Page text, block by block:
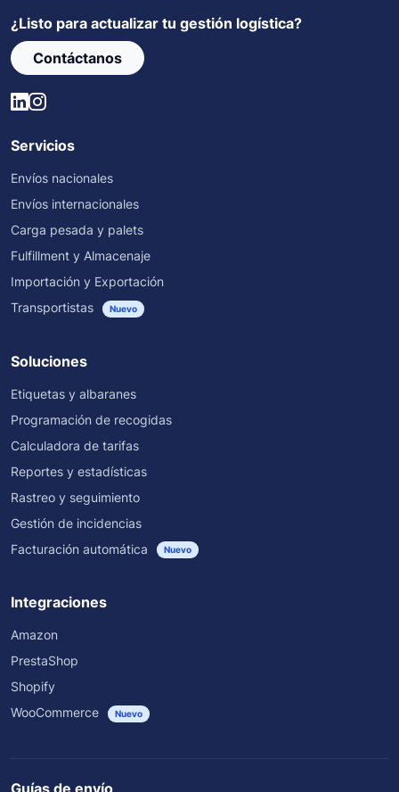
¿Listo para actualizar tu gestión logística?
Contáctanos
Servicios
Envíos nacionales
Envíos internacionales
Carga pesada y palets
Fulfillment y Almacenaje
Importación y Exportación
Transportistas
Nuevo
Soluciones
Etiquetas y albaranes
Programación de recogidas
Calculadora de tarifas
Reportes y estadísticas
Rastreo y seguimiento
Gestión de incidencias
Facturación automática
Nuevo
Integraciones
Amazon
PrestaShop
Shopify
WooCommerce
Nuevo
Guías de envío